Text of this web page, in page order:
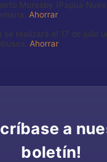
Moresby (Papúa
Ahorrar
se realizará el 17 de julio
Ahorrar
a
boletín!